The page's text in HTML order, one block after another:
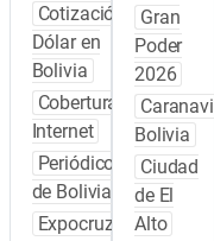
Cotización
Dólar en
Bolivia
Cobertura
Internet
Periódicos
de Bolivia
Expocruz
Gran
Poder
2026
Caranavi
Bolivia
Ciudad
de El
Alto